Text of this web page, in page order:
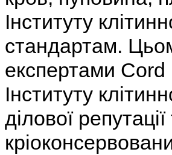
Інституту
стандартам.
експертами Cord
Інституту
ділової